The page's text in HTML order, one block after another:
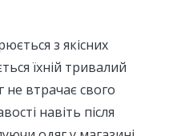
з якісних
їхній тривалий
не втрачає свого
навіть після